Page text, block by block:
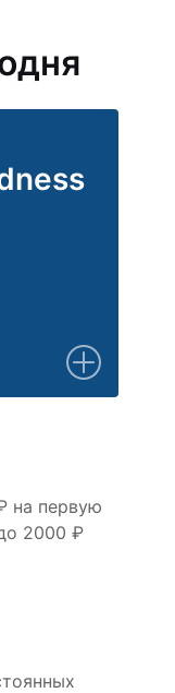
на первую
2000 ₽